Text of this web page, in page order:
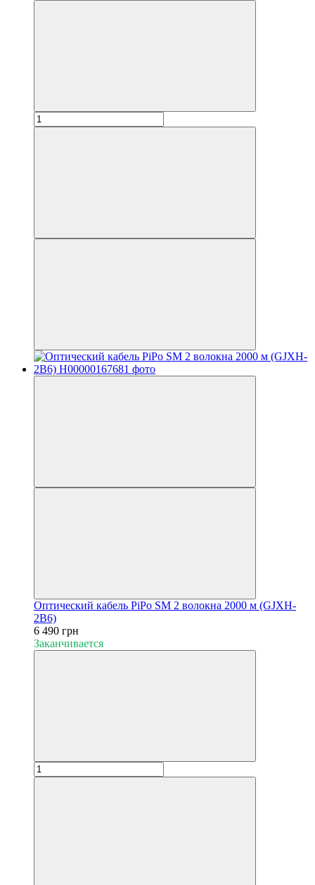
Оптический кабель PiPo SM 2 волокна 2000 м (GJXH-
2В6)
6 490 грн
Заканчивается